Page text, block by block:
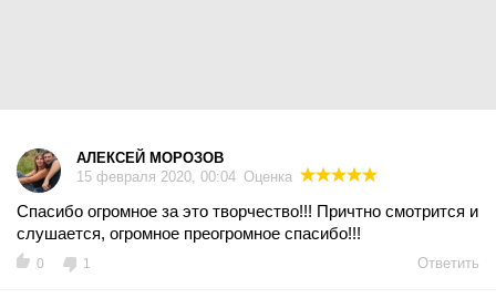
АЛЕКСЕЙ МОРОЗОВ
15 февраля 2020, 00:04 Оценка
Спасибо огромное за это творчество!!! Причтно смотрится и
слушается, огромное преогромное спасибо!!!
0 1 Ответить